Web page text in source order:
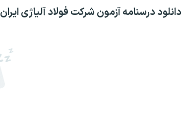
دانلود درسنامه آزمون شرکت فولاد آلیاژی ایران